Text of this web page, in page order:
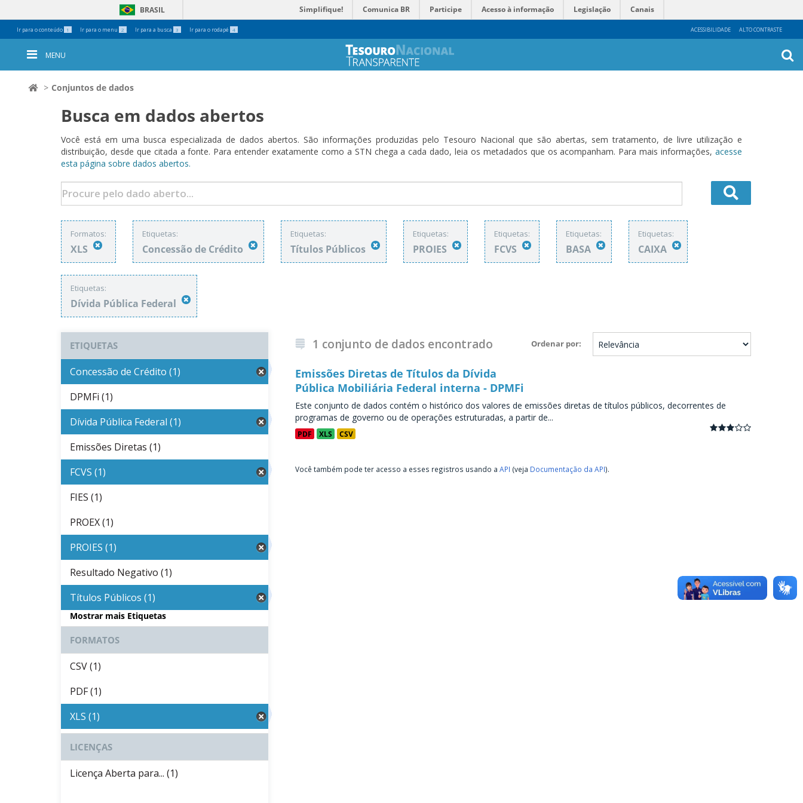
Ir para o conteúdo 1 Ir para o menu 2 Ir para a busca 3 Ir para o rodapé 4 ACESSIBILIDADE ALTO CONTRASTE
BRASIL Simplifique! Comunica BR Participe Acesso à informação Legislação Canais
Ferramentas
Pessoais
MENU
Conjuntos de dados
Busca em dados abertos
Você está em uma busca especializada de dados abertos. São informações produzidas pelo Tesouro Nacional que são abertas, sem tratamento, de livre utilização e
distribuição, desde que citada a fonte. Para entender exatamente como a STN chega a cada dado, leia os metadados que os acompanham. Para mais informações, acesse
esta página sobre dados abertos.
Formatos:
XLS
Etiquetas:
Concessão de Crédito
Etiquetas:
Títulos Públicos
Etiquetas:
PROIES
Etiquetas:
FCVS
Etiquetas:
BASA
Etiquetas:
CAIXA
Etiquetas:
Dívida Pública Federal
Ordenar por
1 conjunto de dados encontrado
Emissões Diretas de Títulos da Dívida
Pública Mobiliária Federal interna - DPMFi
Este conjunto de dados contém o histórico dos valores de emissões diretas de títulos públicos, decorrentes de
programas de governo ou de operações estruturadas, a partir de...
PDF XLS CSV
Você também pode ter acesso a esses registros usando a API (veja Documentação da API).
ETIQUETAS
Concessão de Crédito (1)
DPMFi (1)
Dívida Pública Federal (1)
Emissões Diretas (1)
FCVS (1)
FIES (1)
PROEX (1)
PROIES (1)
Resultado Negativo (1)
Títulos Públicos (1)
Mostrar mais Etiquetas
FORMATOS
CSV (1)
PDF (1)
XLS (1)
LICENÇAS
Licença Aberta para... (1)